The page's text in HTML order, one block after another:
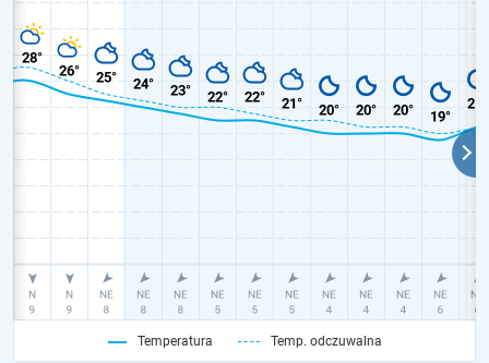
Temperatura Temp. odczuwalna